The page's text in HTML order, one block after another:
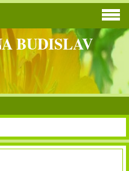
BUDISLAV